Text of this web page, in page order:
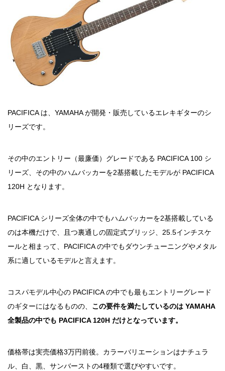
PACIFICA は、YAMAHA が開発・販売しているエレキギターのシ
リーズです。
その中のエントリー（最廉価）グレードである PACIFICA 100 シ
リーズ、その中のハムバッカーを2基搭載したモデルが PACIFICA
120H となります。
PACIFICA シリーズ全体の中でもハムバッカーを2基搭載している
のは本機だけで、且つ裏通しの固定式ブリッジ、25.5インチスケ
ールと相まって、PACIFICA の中でもダウンチューニングやメタル
系に適しているモデルと言えます。
コスパモデル中心の PACIFICA の中でも最もエントリーグレード
のギターにはなるものの、 この要件を満たしているのは YAMAHA
全製品の中でも PACIFICA 120H だけとなっています。
価格帯は実売価格3万円前後。カラーバリエーションはナチュラ
ル、白、黒、サンバーストの4種類で選びやすいです。